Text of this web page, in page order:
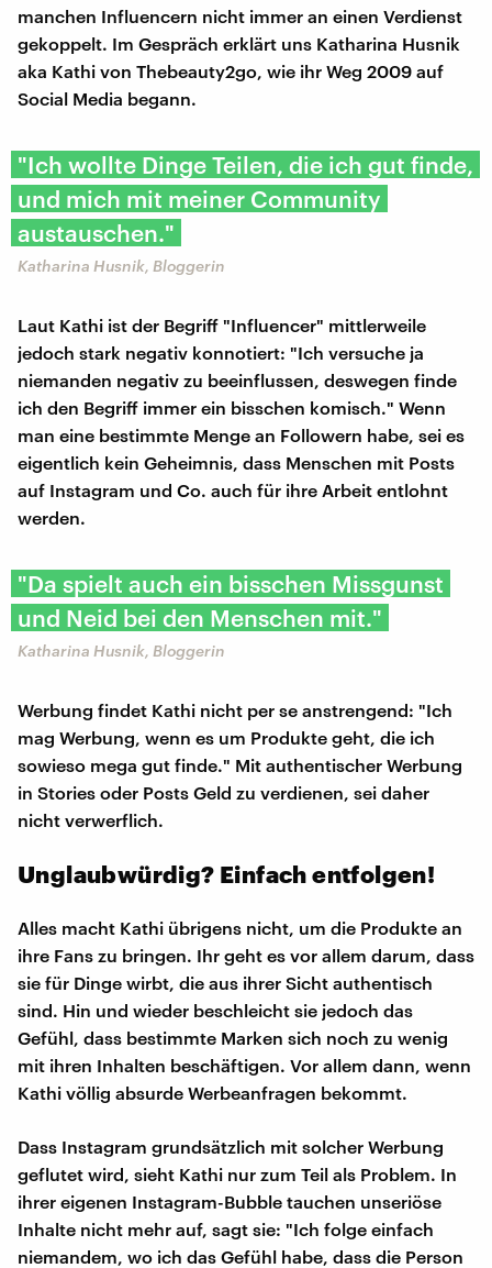
manchen Influencern nicht immer an einen Verdienst
gekoppelt. Im Gespräch erklärt uns Katharina Husnik
aka Kathi von Thebeauty2go, wie ihr Weg 2009 auf
Social Media begann.
"Ich wollte Dinge Teilen, die ich gut finde,
und mich mit meiner Community
austauschen."
Katharina Husnik, Bloggerin
Laut Kathi ist der Begriff "Influencer" mittlerweile
jedoch stark negativ konnotiert: "Ich versuche ja
niemanden negativ zu beeinflussen, deswegen finde
ich den Begriff immer ein bisschen komisch." Wenn
man eine bestimmte Menge an Followern habe, sei es
eigentlich kein Geheimnis, dass Menschen mit Posts
auf Instagram und Co. auch für ihre Arbeit entlohnt
werden.
"Da spielt auch ein bisschen Missgunst
und Neid bei den Menschen mit."
Katharina Husnik, Bloggerin
Werbung findet Kathi nicht per se anstrengend: "Ich
mag Werbung, wenn es um Produkte geht, die ich
sowieso mega gut finde." Mit authentischer Werbung
in Stories oder Posts Geld zu verdienen, sei daher
nicht verwerflich.
Unglaubwürdig? Einfach entfolgen!
Alles macht Kathi übrigens nicht, um die Produkte an
ihre Fans zu bringen. Ihr geht es vor allem darum, dass
sie für Dinge wirbt, die aus ihrer Sicht authentisch
sind. Hin und wieder beschleicht sie jedoch das
Gefühl, dass bestimmte Marken sich noch zu wenig
mit ihren Inhalten beschäftigen. Vor allem dann, wenn
Kathi völlig absurde Werbeanfragen bekommt.
Dass Instagram grundsätzlich mit solcher Werbung
geflutet wird, sieht Kathi nur zum Teil als Problem. In
ihrer eigenen Instagram-Bubble tauchen unseriöse
Inhalte nicht mehr auf, sagt sie: "Ich folge einfach
niemandem, wo ich das Gefühl habe, dass die Person